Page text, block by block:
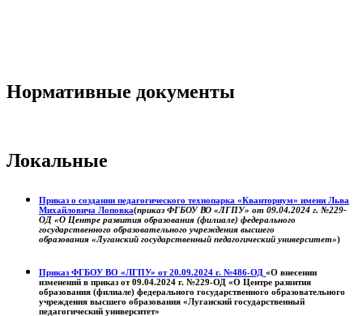
Нормативные документы
Локальные
Приказ о создании педагогического технопарка «Кванториум» имени Льва
Михайловича Лоповка(приказ ФГБОУ ВО «ЛГПУ» от 09.04.2024 г. №229-
ОД «О Центре развития образования (филиале) федерального
государственного образовательного учреждения высшего
образования «Луганский государственный педагогический университет»)
Приказ ФГБОУ ВО «ЛГПУ» от 20.09.2024 г. №486-ОД «О внесении
изменений в приказ от 09.04.2024 г. №229-ОД «О Центре развития
образования (филиале) федерального государственного образовательного
учреждения высшего образования «Луганский государственный
педагогический университет»